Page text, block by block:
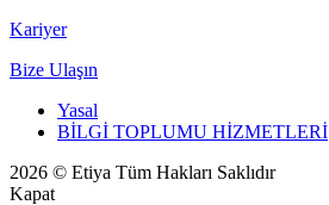
Kariyer
Bize Ulaşın
Yasal
BİLGİ TOPLUMU HİZMETLERİ
2026 © Etiya Tüm Hakları Saklıdır
Kapat